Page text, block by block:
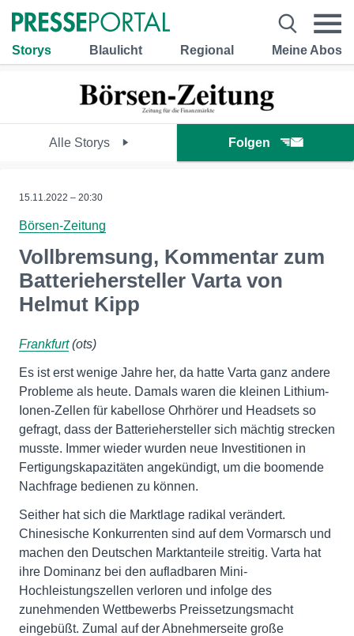
Storys Blaulicht Regional Meine Abos
Alle Storys Folgen
15.11.2022 – 20:30
Börsen-Zeitung
Vollbremsung, Kommentar zum
Batteriehersteller Varta von
Helmut Kipp
Frankfurt(ots)
Es ist erst wenige Jahre her, da hatte Varta ganz andere
Probleme als heute. Damals waren die kleinen Lithium-
Ionen-Zellen für kabellose Ohrhörer und Headsets so
gefragt, dass der Batteriehersteller sich mächtig strecken
musste. Immer wieder wurden neue Investitionen in
Fertigungskapazitäten angekündigt, um die boomende
Nachfrage bedienen zu können.
Seither hat sich die Marktlage radikal verändert.
Chinesische Konkurrenten sind auf dem Vormarsch und
machen den Deutschen Marktanteile streitig. Varta hat
ihre Dominanz bei den aufladbaren Mini-
Hochleistungszellen verloren und infolge des
zunehmenden Wettbewerbs Preissetzungsmacht
eingebüßt. Zumal auf der Abnehmerseite große